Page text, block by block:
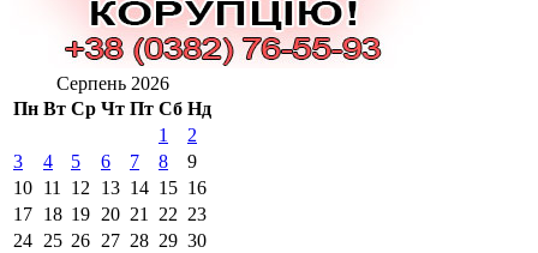
Серпень 2026
Пн Вт Ср Чт Пт Сб Нд
1
2
3
4 5 6 7 8
9
10 11 12 13 14 15 16
17 18 19 20 21 22 23
24 25 26 27 28 29 30